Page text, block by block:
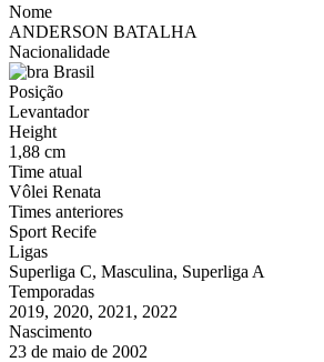
Nome
ANDERSON BATALHA
Nacionalidade
Brasil
Posição
Levantador
Height
1,88 cm
Time atual
Vôlei Renata
Times anteriores
Sport Recife
Ligas
Superliga C, Masculina, Superliga A
Temporadas
2019, 2020, 2021, 2022
Nascimento
23 de maio de 2002